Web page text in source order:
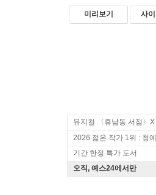
미리보기 사
2026 젊은 작가 1위 : 청예
기간 한정 특가 도서
오직, 예스24에서만